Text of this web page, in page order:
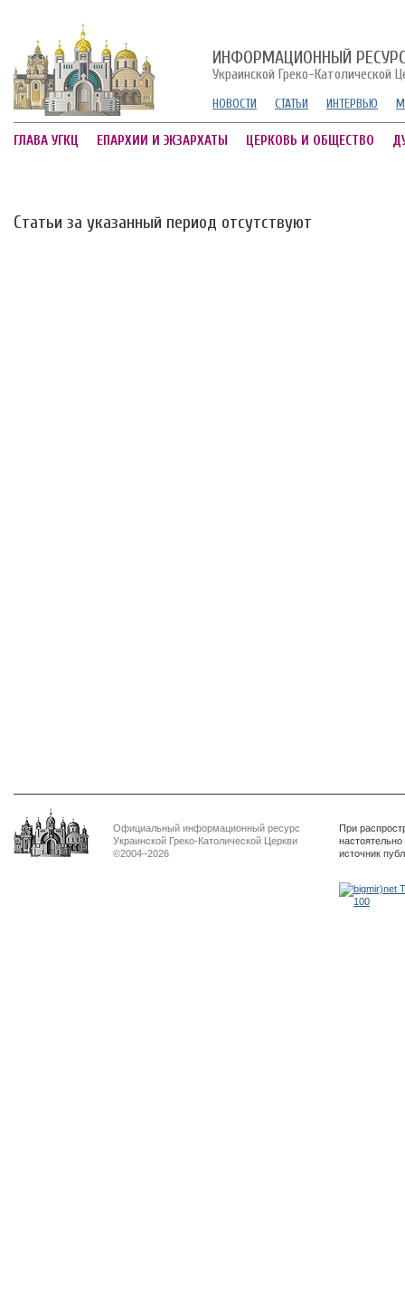
ИНФОРМАЦИОННЫЙ
Украинской Греко-Католической
НОВОСТИ СТАТЬИ ИНТЕРВЬЮ
ГЛАВА УГКЦ ЕПАРХИИ И ЭКЗАРХАТЫ ЦЕРКОВЬ И ОБЩЕСТВО
Статьи за указанный период отсутствуют
Официальный информационный ресурс
Украинской Греко-Католической Церкви
©2004–2026
При
источник